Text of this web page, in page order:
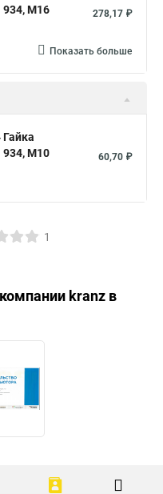
934, M16
278,17 ₽
Показать больше
934, M10
60,70 ₽
1
kranz в